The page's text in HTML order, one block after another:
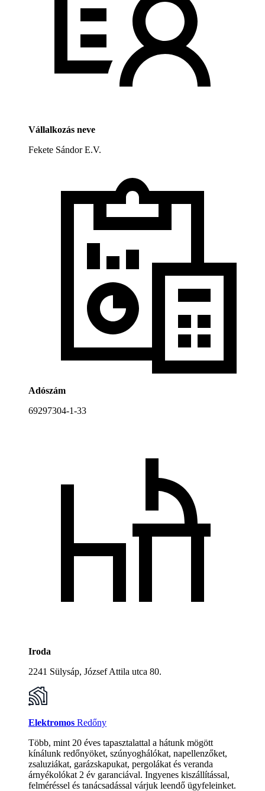
Vállalkozás neve
Fekete Sándor E.V.
Adószám
69297304-1-33
Iroda
2241 Sülysáp, József Attila utca 80.
Elektromos Redőny
Több, mint 20 éves tapasztalattal a hátunk mögött
kínálunk redőnyöket, szúnyoghálókat, napellenzőket,
zsaluziákat, garázskapukat, pergolákat és veranda
árnyékolókat 2 év garanciával. Ingyenes kiszállítással,
felméréssel és tanácsadással várjuk leendő ügyfeleinket.